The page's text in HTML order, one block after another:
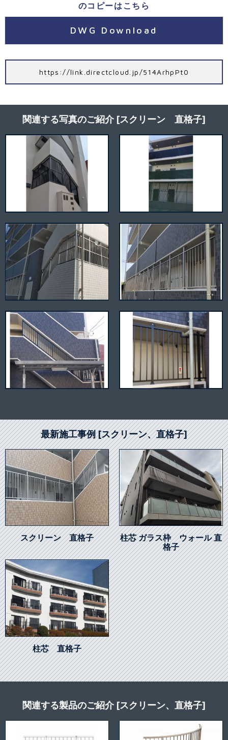
のコピーはこちら
DWG Download
https://link.directcloud.jp/514ArhpPt0
関連する写真のご紹介 [スクリーン 直格子]
最新施工事例 [スクリーン、直格子]
スクリーン 直格子
柱芯 ガラス枠 ウォール 直
格子
柱芯 直格子
関連する製品のご紹介 [スクリーン、直格子]